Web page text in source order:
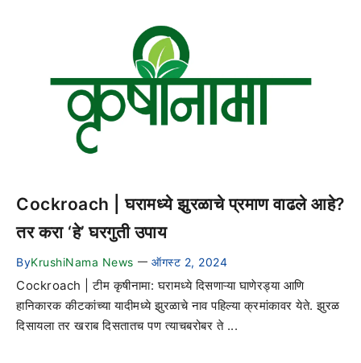
Cockroach | घरामध्ये झुरळाचे प्रमाण वाढले आहे?
तर करा ‘हे’ घरगुती उपाय
ByKrushiNama News — ऑगस्ट 2, 2024
Cockroach | टीम कृषीनामा: घरामध्ये दिसणाऱ्या घाणेरड्या आणि
हानिकारक कीटकांच्या यादीमध्ये झुरळाचे नाव पहिल्या क्रमांकावर येते. झुरळ
दिसायला तर खराब दिसतातच पण त्याचबरोबर ते ...